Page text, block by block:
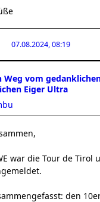
07.08.2024, 08:19
Weg vom
Eiger Ultra
war die Tour de Tirol
den